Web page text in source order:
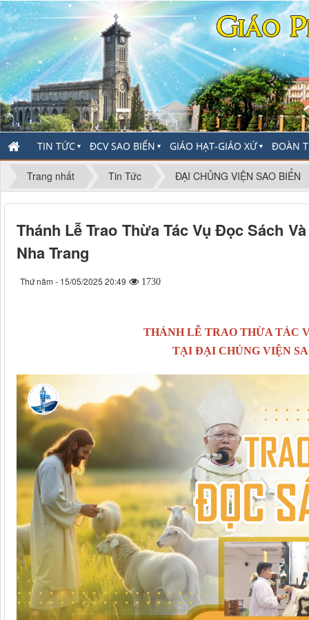
TIN TỨC ▼ ĐCV SAO BIỂN ▼ GIÁO HẠT-GIÁO XỨ▼ ĐOÀN
Trang nhất Tin Tức ĐẠI CHỦNG VIỆN SAO BIỂN
Thánh Lễ Trao Thừa Tác Vụ Đọc Sách
Nha Trang
Thứ năm - 15/05/2025 20:49 1730
THÁNH LỄ TRAO THỪA TÁC
TẠI ĐẠI CHỦNG VIỆN